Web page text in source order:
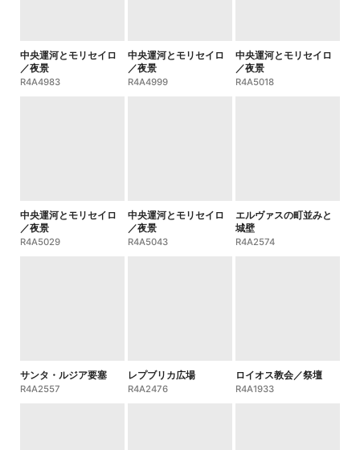
中央運河とモリセイロ
／夜景
R4A4983
中央運河とモリセイロ
／夜景
R4A4999
中央運河とモリセイロ
／夜景
R4A5018
中央運河とモリセイロ
／夜景
R4A5029
中央運河とモリセイロ
／夜景
R4A5043
エルヴァスの町並みと
城壁
R4A2574
サンタ・ルジア要塞
R4A2557
レプブリカ広場
R4A2476
ロイオス教会／祭壇
R4A1933